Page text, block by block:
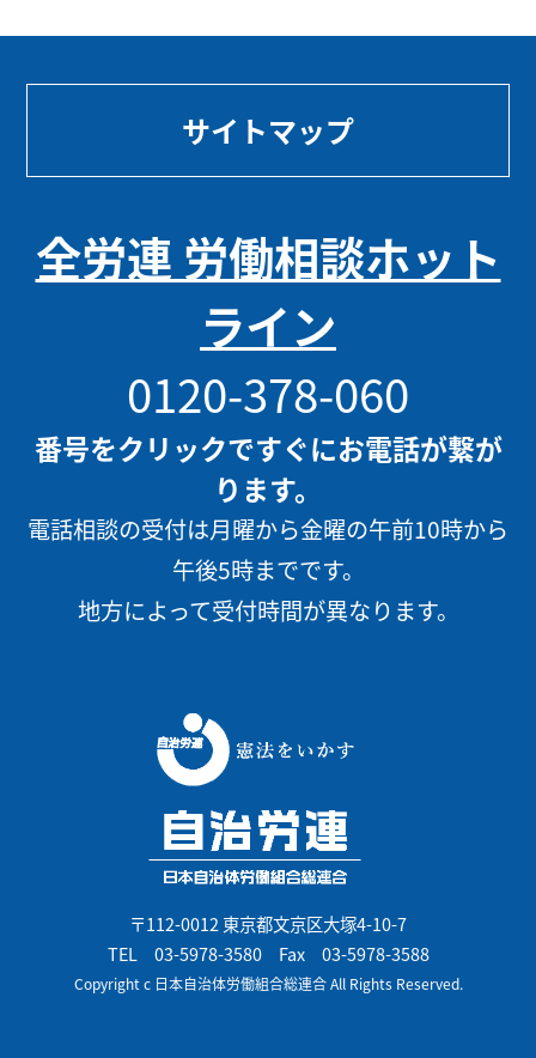
サイトマップ
全労連 労働相談ホット
ライン
0120-378-060
番号をクリックですぐにお電話が繋が
ります。
電話相談の受付は月曜から金曜の午前10時から
午後5時までです。
地方によって受付時間が異なります。
〒112-0012 東京都文京区大塚4-10-7
TEL 03-5978-3580Fax 03-5978-3588
Copyright c 日本自治体労働組合総連合 All Rights Reserved.